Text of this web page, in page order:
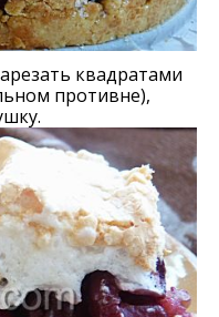
квадратами
противне),